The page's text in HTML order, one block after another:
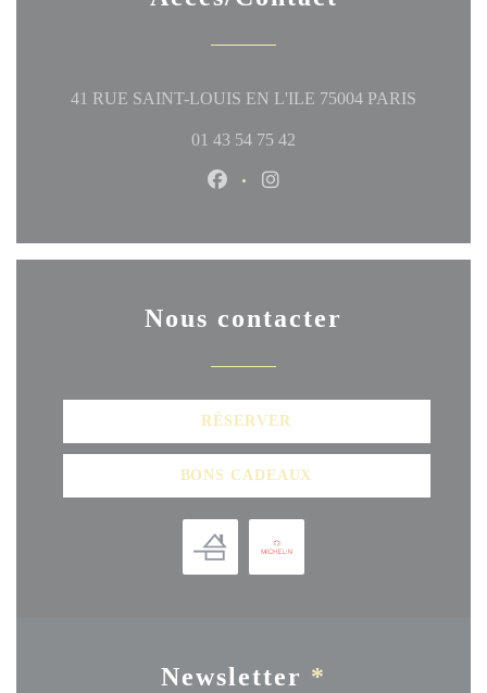
41 RUE SAINT-LOUIS EN L'ILE 75004 PARIS
01 43 54 75 42
Facebook ((ouvre une nouvelle
Nous contacter
RÉSERVER
BONS CADEAUX
Newsletter *